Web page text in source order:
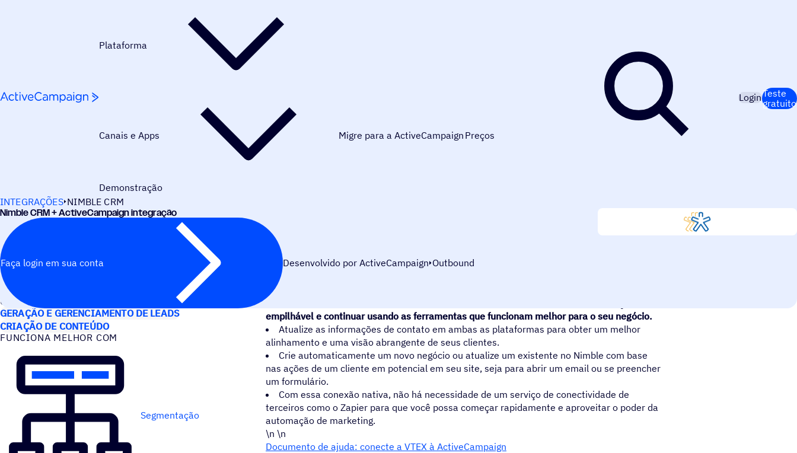
Plataforma
Canais e Apps Migre para a ActiveCampaign Preços
Demonstração
LoginTeste
gratuito
INTEGRAÇÕES NIMBLE CRM
Nimble CRM + ActiveCampaign integração
Faça login em sua conta Desenvolvido por ActiveCampaign Outbound
CASOS DE USO
GERAÇÃO E GERENCIAMENTO DE LEADS
CRIAÇÃO DE CONTEÚDO
FUNCIONA MELHOR COM
Segmentação
Ao conectar sua conta Nimble com a ActiveCampaign, você poderá criar uma solução
empilhável e continuar usando as ferramentas que funcionam melhor para o seu negócio.
Atualize as informações de contato em ambas as plataformas para obter um melhor
alinhamento e uma visão abrangente de seus clientes.
Crie automaticamente um novo negócio ou atualize um existente no Nimble com base
nas ações de um cliente em potencial em seu site, seja para abrir um email ou se preencher
um formulário.
Com essa conexão nativa, não há necessidade de um serviço de conectividade de
terceiros como o Zapier para que você possa começar rapidamente e aproveitar o poder da
automação de marketing.
\n \n
Documento de ajuda: conecte a VTEX à ActiveCampaign